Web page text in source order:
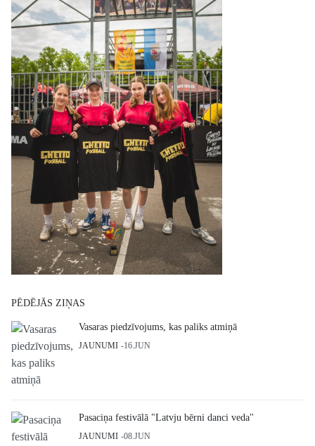
PĒDĒJĀS ZIŅAS
Vasaras piedzīvojums, kas paliks atmiņā
JAUNUMI 16.JUN
Pasaciņa festivālā "Latvju bērni danci veda"
JAUNUMI 08.JUN